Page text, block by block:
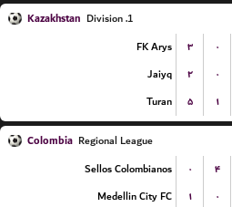
Kazakhstan
1. Division
FK Arys
۳ ۰
Jaiyq
۲ ۰
Turan
۵ ۱
Colombia Regional League
Sellos Colombianos
۰ ۴
Medellin City FC
۱ ۰